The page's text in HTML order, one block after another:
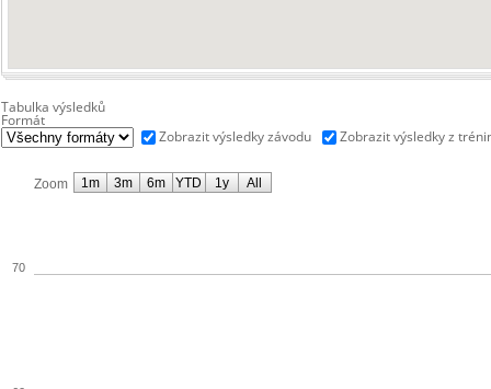
Tabulka výsledků
Formát
Zobrazit výsledky závodu
Zobrazit výsledky z
Zoom
70
1m 3m 6m YTD 1y All